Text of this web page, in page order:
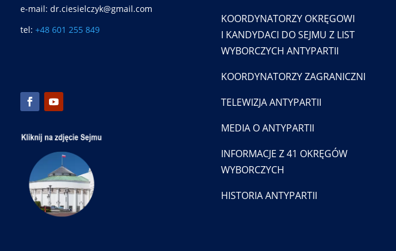
e-mail: dr.ciesielczyk@gmail.com
tel: +48 601 255 849
KOORDYNATORZY OKRĘGOWI
I KANDYDACI DO SEJMU Z LIST
WYBORCZYCH ANTYPARTII
KOORDYNATORZY ZAGRANICZNI
TELEWIZJA ANTYPARTII
MEDIA O ANTYPARTII
INFORMACJE Z 41 OKRĘGÓW
WYBORCZYCH
HISTORIA ANTYPARTII